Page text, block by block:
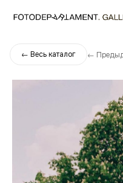
← Весь каталог ←